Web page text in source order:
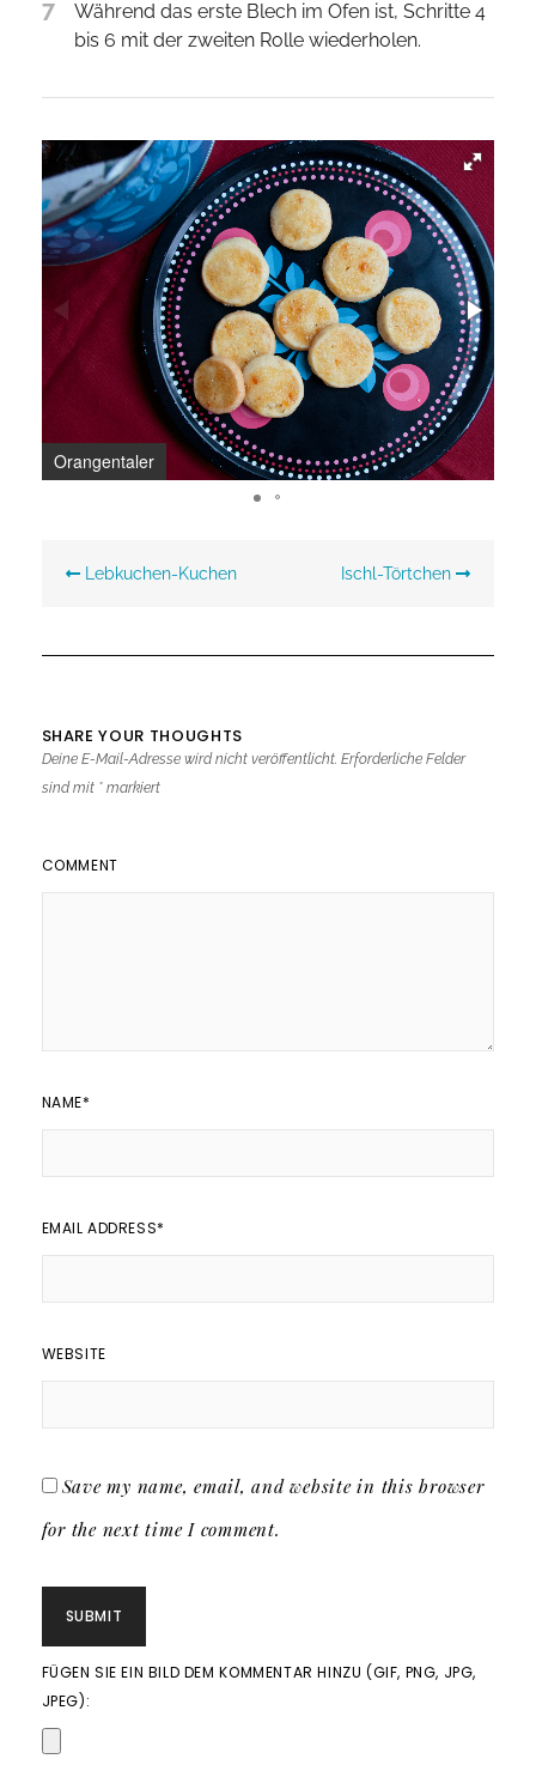
7
Während das erste Blech im Ofen ist, Schritte 4
bis 6 mit der zweiten Rolle wiederholen.
Orangentaler
Lebkuchen-Kuchen Ischl-Törtchen
SHARE YOUR THOUGHTS
Deine E-Mail-Adresse wird nicht veröffentlicht. Erforderliche Felder
sind mit *markiert
COMMENT
NAME*
EMAIL ADDRESS*
WEBSITE
Save my name, email, and website in this browser
for the next time I comment.
FÜGEN SIE EIN BILD DEM KOMMENTAR HINZU (GIF, PNG, JPG,
JPEG):